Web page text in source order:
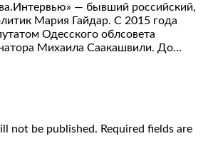
— бывший российский,
Мария Гайдар. С 2015 года
Одесского облсовета
Михаила Саакашвили. До…
not be published. Required fields are